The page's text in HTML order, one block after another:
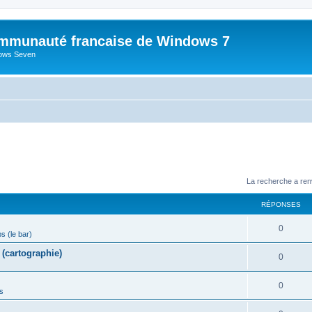
francaise de Windows 7
Seven
La recherche a
RÉPONSES
(le bar)
0R
é
o
n
0R
é
0R
é